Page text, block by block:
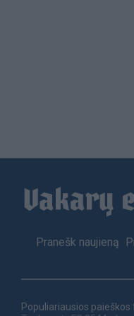
Footer
Pranešk naujieną
Populiariausios